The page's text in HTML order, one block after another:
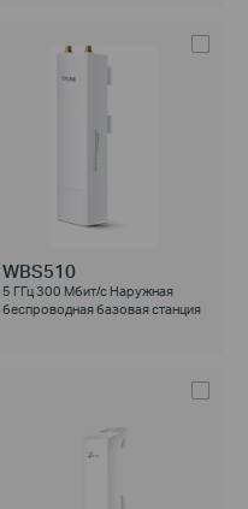
WBS510
5 ГГц 300 Мбит/с Наружная
беспроводная базовая станция